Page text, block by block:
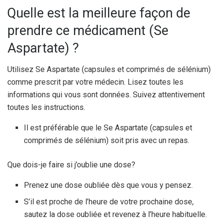
Quelle est la meilleure façon de
prendre ce médicament (Se
Aspartate) ?
Utilisez Se Aspartate (capsules et comprimés de sélénium)
comme prescrit par votre médecin. Lisez toutes les
informations qui vous sont données. Suivez attentivement
toutes les instructions.
Il est préférable que le Se Aspartate (capsules et
comprimés de sélénium) soit pris avec un repas.
Que dois-je faire si j’oublie une dose?
Prenez une dose oubliée dès que vous y pensez.
S’il est proche de l’heure de votre prochaine dose,
sautez la dose oubliée et revenez à l’heure habituelle.